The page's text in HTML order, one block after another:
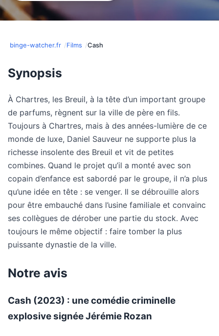
binge-watcher.fr Films Cash
Synopsis
À Chartres, les Breuil, à la tête d’un important groupe
de parfums, règnent sur la ville de père en fils.
Toujours à Chartres, mais à des années-lumière de ce
monde de luxe, Daniel Sauveur ne supporte plus la
richesse insolente des Breuil et vit de petites
combines. Quand le projet qu’il a monté avec son
copain d’enfance est sabordé par le groupe, il n’a plus
qu’une idée en tête : se venger. Il se débrouille alors
pour être embauché dans l’usine familiale et convainc
ses collègues de dérober une partie du stock. Avec
toujours le même objectif : faire tomber la plus
puissante dynastie de la ville.
Notre avis
Cash (2023) : une comédie criminelle
explosive signée Jérémie Rozan